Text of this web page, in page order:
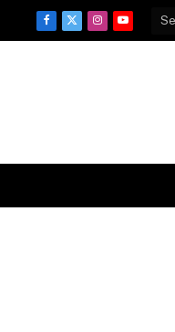
Facebook
X
InstagramYouTube